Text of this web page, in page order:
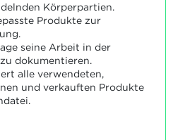
Körperpartien.
Produkte zur
seine Arbeit in der
dokumentieren.
alle verwendeten,
und verkauften Produkte